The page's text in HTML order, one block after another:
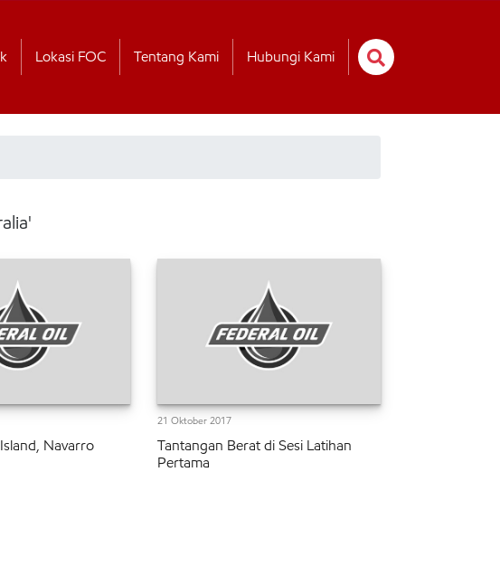
Lokasi FOC Tentang Kami Hubungi Kami
Navarro
21 Oktober 2017
Tantangan Berat di Sesi Latihan
Pertama